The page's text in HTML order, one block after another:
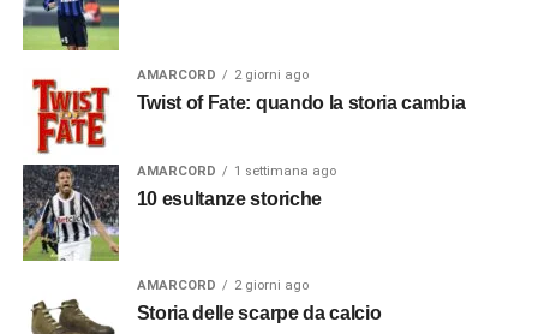
AMARCORD 2 giorni ago
Twist of Fate: quando la storia cambia
AMARCORD 1 settimana ago
10 esultanze storiche
AMARCORD 2 giorni ago
Storia delle scarpe da calcio